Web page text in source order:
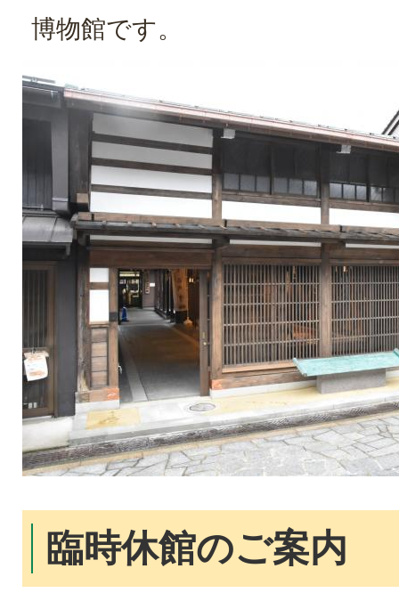
博物館です。
臨時休館のご案内